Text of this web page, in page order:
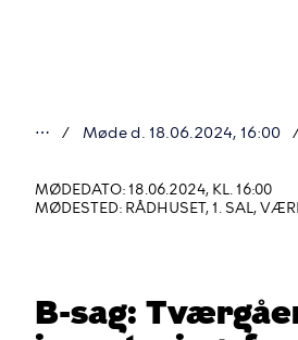
er
her
⋯ Møde d. 18.06.2024, 16:00
MØDEDATO: 18.06.2024, KL. 16:00
MØDESTED: RÅDHUSET, 1. SAL,
B-sag: